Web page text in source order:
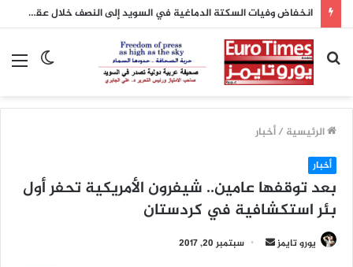
انخفاض وفيات السكتة الدماغية في السويد إلى النصف خلال عقدين بفضل تطور العلاج
الوضع
بحث
عن
الرئيسية /أخبار
أخبار
بعد توقفها عامين.. شيفرون الأمريكية تحفر أول
بئر استكشافية في كردستان
يورو تايمز سبتمبر 20, 2017